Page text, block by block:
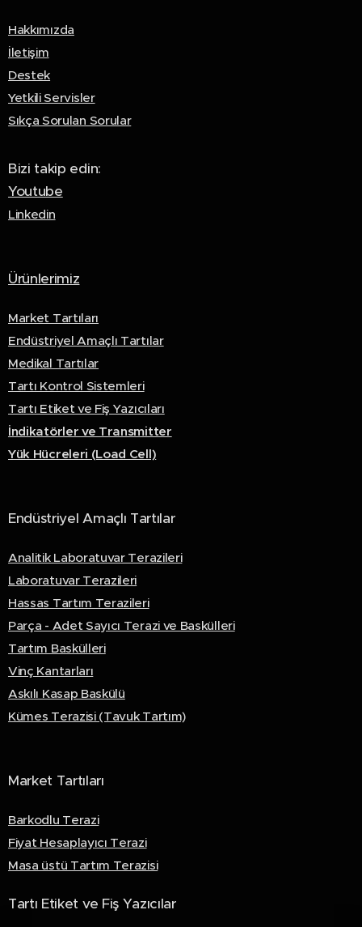
Hakkımızda
İletişim
Destek
Yetkili Servisler
Sıkça Sorulan Sorular
Bizi takip edin:
Youtube
Linkedin
Ürünlerimiz
Market Tartıları
Endüstriyel Amaçlı Tartılar
Medikal Tartılar
Tartı Kontrol Sistemleri
Tartı Etiket ve Fiş Yazıcıları
İndikatörler ve Transmitter
Yük Hücreleri (Load Cell)
Endüstriyel Amaçlı Tartılar
Analitik Laboratuvar Terazileri
Laboratuvar Terazileri
Hassas Tartım Terazileri
Parça - Adet Sayıcı Terazi ve Baskülleri
Tartım Baskülleri
Vinç Kantarları
Askılı Kasap Baskülü
Kümes Terazisi (Tavuk Tartım)
Market Tartıları
Barkodlu Terazi
Fiyat Hesaplayıcı Terazi
Masa üstü Tartım Terazisi
Tartı Etiket ve Fiş Yazıcılar